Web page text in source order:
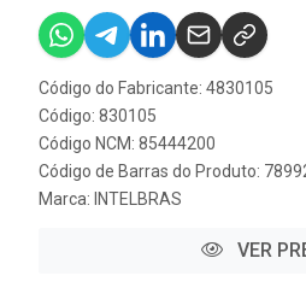
Código do Fabricante: 4830105
Código: 830105
Código NCM: 85444200
Código de Barras do Produto:
Marca: INTELBRAS
VER